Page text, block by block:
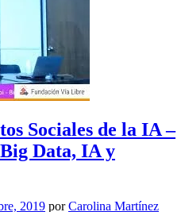
Sociales de la IA –
Data, IA y
2019 porCarolina Martínez